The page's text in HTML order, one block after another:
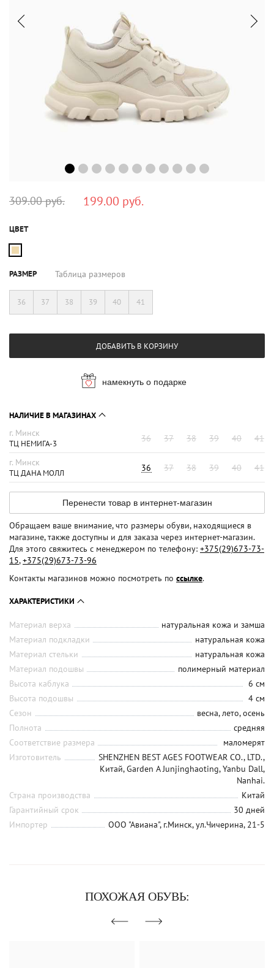
309.00 руб. 199.00 руб.
ЦВЕТ
РАЗМЕР Таблица размеров
36 37 38 39 40 41
ДОБАВИТЬ В КОРЗИНУ
намекнуть о подарке
НАЛИЧИЕ В МАГАЗИНАХ
г. Минск
ТЦ НЕМИГА-3 36 37 38 39 40 41
г. Минск
ТЦ ДАНА МОЛЛ 36 37 38 39 40 41
Перенести товар в интернет-магазин
Обращаем ваше внимание, что размеры обуви, находящиеся в
магазине, также доступны и для заказа через интернет-магазин.
Для этого свяжитесь с менеджером по телефону: +375(29)673-73-
15,+375(29)673-73-96
Контакты магазинов можно посмотреть по ссылке.
ХАРАКТЕРИСТИКИ
Материал верха
натуральная кожа и замша
Материал подкладки
натуральная кожа
Материал стельки
натуральная кожа
Материал подошвы
полимерный материал
Высота каблука
6 см
Высота подошвы
4 см
Сезон
весна, лето, осень
Полнота
средняя
Соответствие размера
маломерят
Изготовитель
SHENZHEN BEST AGES FOOTWEAR CO., LTD.,
Китай, Garden A Junjinghaoting, Yanbu Dall,
Nanhai.
Страна производства
Китай
Гарантийный срок
30 дней
Импортер
ООО "Авиана", г.Минск, ул.Чичерина, 21-5
ПОХОЖАЯ ОБУВЬ: